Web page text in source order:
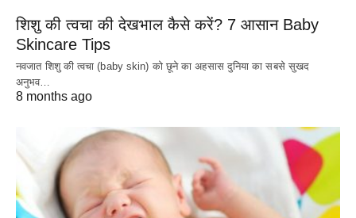
शिशु की त्वचा की देखभाल कैसे करें? 7 आसान Baby
Skincare Tips
नवजात शिशु की त्वचा (baby skin) को छूने का अहसास दुनिया का सबसे सुखद
अनुभव…
8 months ago